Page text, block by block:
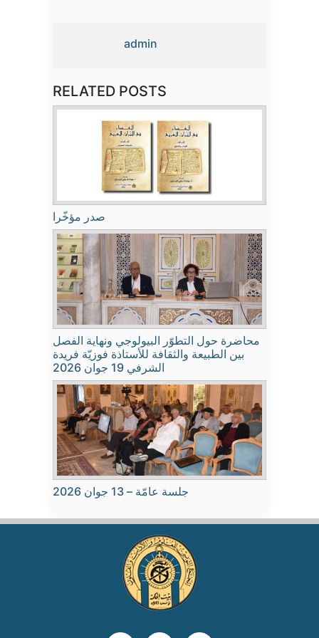
admin
RELATED POSTS
صدر مؤخّرا
محاضرة حول التطوّر البيولوجي ونهاية الفصل
بين الطبيعة والثقافة للأستاذة فوزيّة فريدة
الشرفي 19 جوان 2026
جلسة عامّة – 13 جوان 2026